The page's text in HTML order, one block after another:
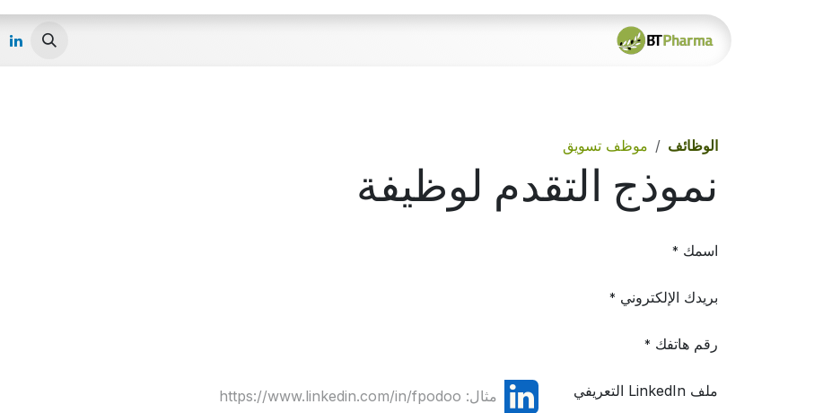
تخطي للذهاب إلى المحتوى
الوظائف موظف تسويق
نموذج التقدم لوظيفة
اسمك *
بريدك الإلكتروني *
رقم هاتفك *
ملف LinkedIn التعريفي